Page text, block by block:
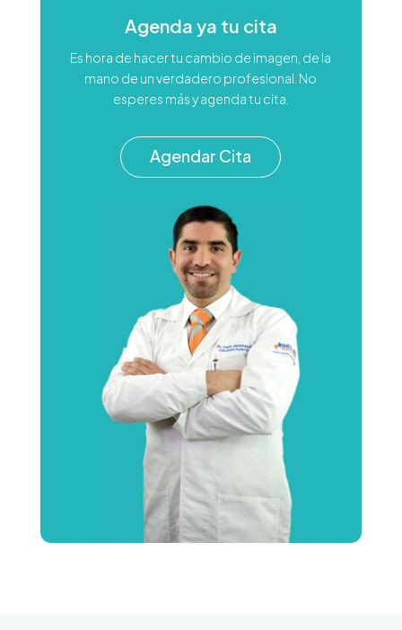
Agenda ya tu cita
Es hora de hacer tu cambio de imagen, de la
mano de un verdadero profesional. No
esperes más y agenda tu cita.
Agendar Cita